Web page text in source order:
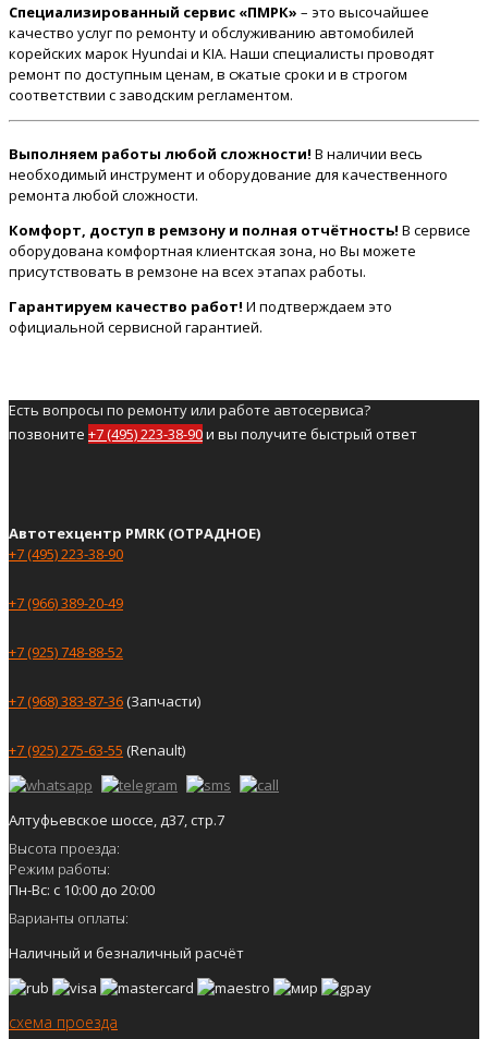
Специализированный сервис «ПМРК» – это высочайшее
качество услуг по ремонту и обслуживанию автомобилей
корейских марок Hyundai и KIA. Наши специалисты проводят
ремонт по доступным ценам, в сжатые сроки и в строгом
соответствии с заводским регламентом.
Выполняем работы любой сложности! В наличии весь
необходимый инструмент и оборудование для качественного
ремонта любой сложности.
Комфорт, доступ в ремзону и полная отчётность! В сервисе
оборудована комфортная клиентская зона, но Вы можете
присутствовать в ремзоне на всех этапах работы.
Гарантируем качество работ! И подтверждаем это
официальной сервисной гарантией.
Есть вопросы по ремонту или работе автосервиса?
позвоните +7 (495) 223-38-90и вы получите быстрый ответ
Автотехцентр PMRK (ОТРАДНОЕ)
+7 (495) 223-38-90
+7 (966) 389-20-49
+7 (925) 748-88-52
+7 (968) 383-87-36(Запчасти)
+7 (925) 275-63-55 (Renault)
Алтуфьевское шоссе, д37, стр.7
Высота проезда:
Режим работы:
Пн-Вс: с 10:00 до 20:00
Варианты оплаты:
Наличный и безналичный расчёт
схема проезда